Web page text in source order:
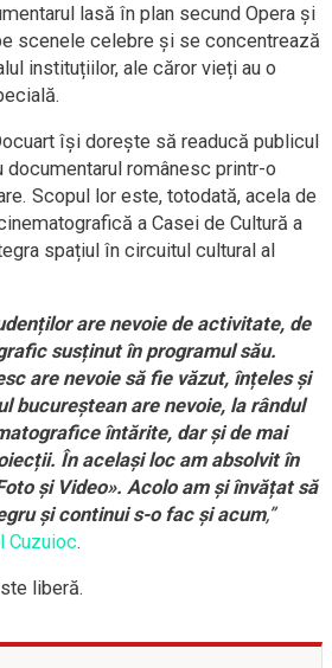
lasă în plan secund Opera și
scenele celebre și se concentrează
instituțiilor, ale căror vieți au o
își dorește să readucă publicul
românesc printr-o
Scopul lor este, totodată, acela de
a Casei de Cultură a
spațiul în circuitul cultural al
are nevoie de activitate, de
susținut în programul său.
are nevoie să fie văzut, înțeles și
bucureștean are nevoie, la rândul
întărite, dar și de mai
În același loc am absolvit în
și Video». Acolo am și învățat să
și continui s-o fac și acum,”
Cuzuioc.
liberă.